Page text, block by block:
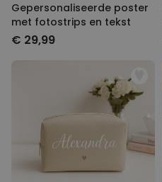
Gepersonaliseerde poster
met fotostrips en tekst
€ 29,99